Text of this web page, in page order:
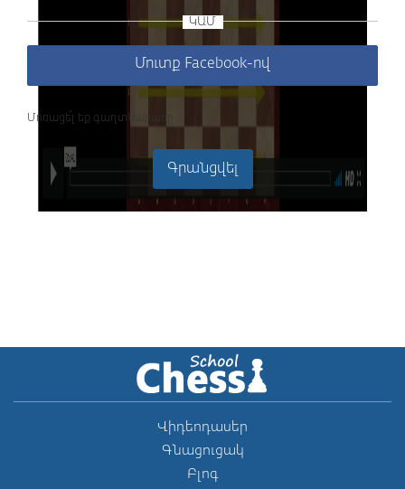
ԿԱՄ
Մուտք Facebook-ով
Մոռացե՞լ եք գաղտնաբառը
Գրանցվել
Վիդեոդասեր
Գնացուցակ
Բլոգ